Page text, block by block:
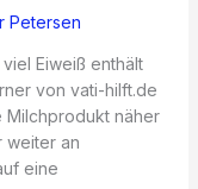
Petersen
Eiweiß enthält
von vati-hilft.de
Milchprodukt näher
weiter an
eine